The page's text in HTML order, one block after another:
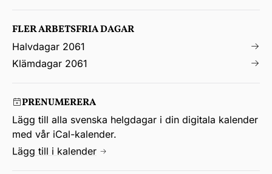
FLER ARBETSFRIA DAGAR
Halvdagar 2061
Klämdagar 2061
PRENUMERERA
Lägg till alla svenska helgdagar i din digitala kalender
med vår iCal-kalender.
Lägg till i kalender